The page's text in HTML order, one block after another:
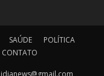
SAÚDE
POLÍTICA
CONTATO